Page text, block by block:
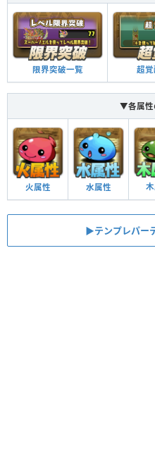
限界突破一覧 超
▼各属性
火属性 水属性
▶︎テンプレパー